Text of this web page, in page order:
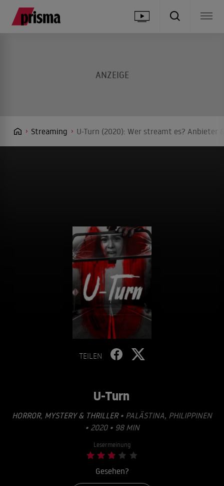
Streaming U-Turn (2020): Wer streamt es? Anbieter
TEILEN
U-Turn
HORROR, MYSTERY & THRILLER• PALÄSTINA, PHILIPPINEN
• 2020 • 98 MIN
Lesermeinung
Gesehen?